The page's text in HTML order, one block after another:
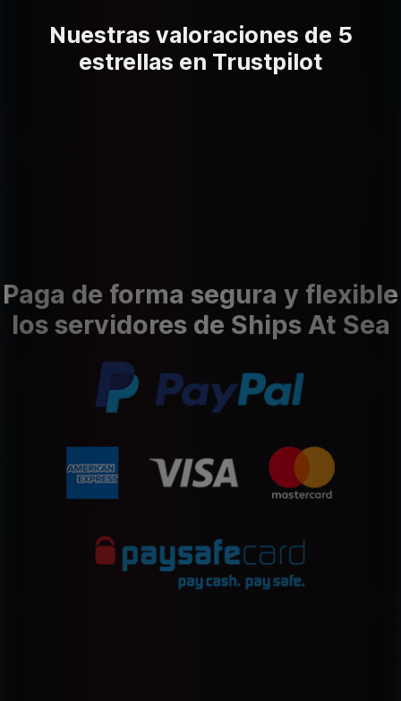
Nuestras valoraciones de 5
estrellas en Trustpilot
Paga de forma segura y flexible
los servidores de Ships At Sea